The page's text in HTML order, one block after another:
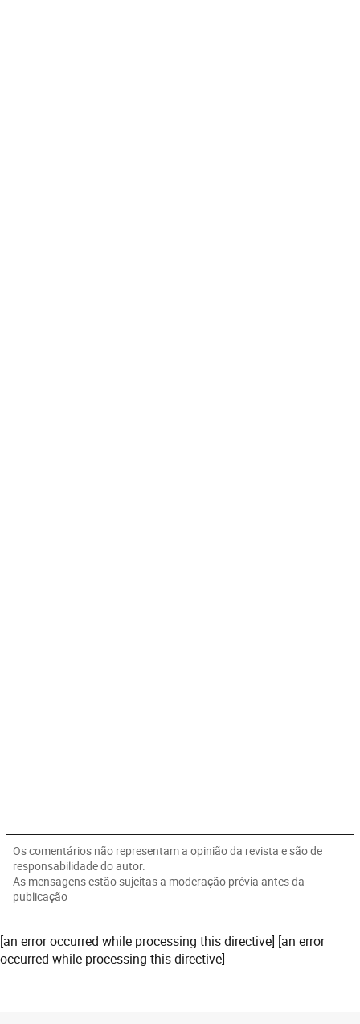
Os comentários não representam a opinião da revista e são de
responsabilidade do autor.
As mensagens estão sujeitas a moderação prévia antes da
publicação
[an error occurred while processing this directive] [an error
occurred while processing this directive]